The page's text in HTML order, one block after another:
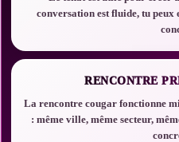
conversation est fluide, tu peux
RENCONTRE
La rencontre cougar fonctionne
: même ville, même secteur,